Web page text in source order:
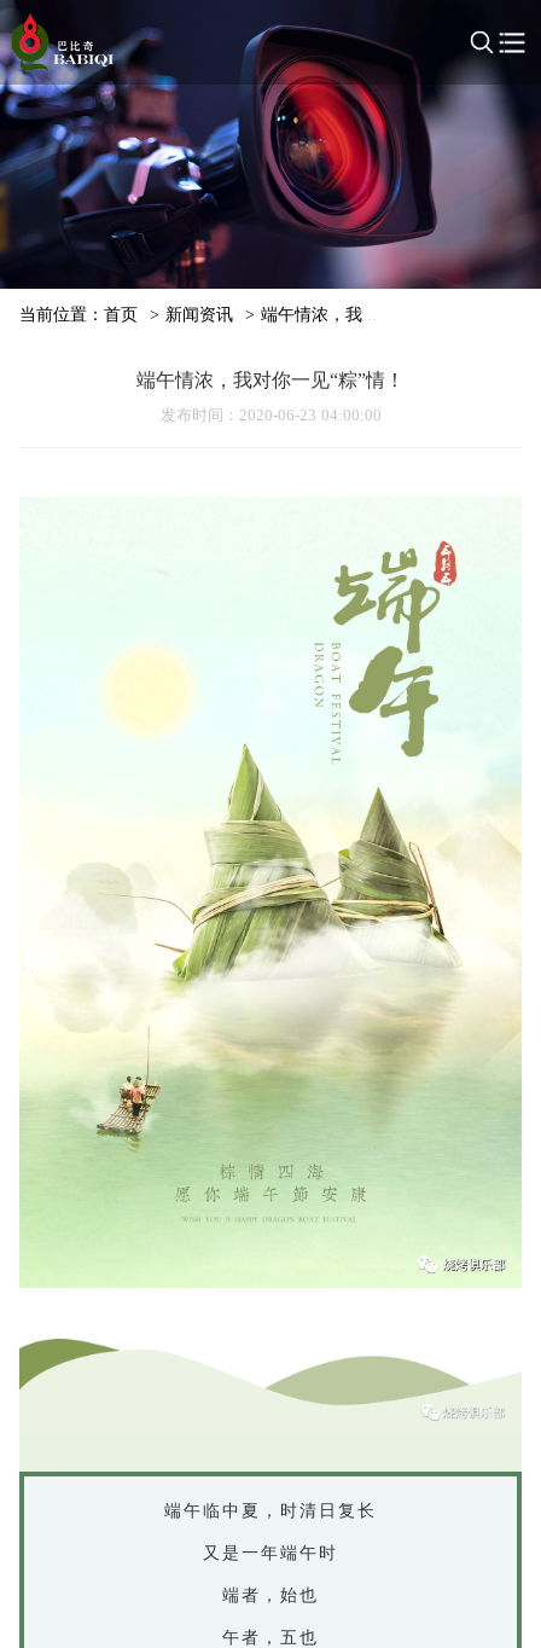
当前位置： 首页 > 新闻资讯 > 端午情浓，我对你一见“粽”情！
端午情浓，我对你一见“粽”情！
发布时间 ：2020-06-23 04:00:00
端午临中夏，时清日复长
又是一年端午时
端者，始也
午者，五也